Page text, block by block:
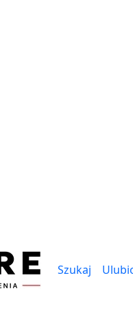
Szukaj